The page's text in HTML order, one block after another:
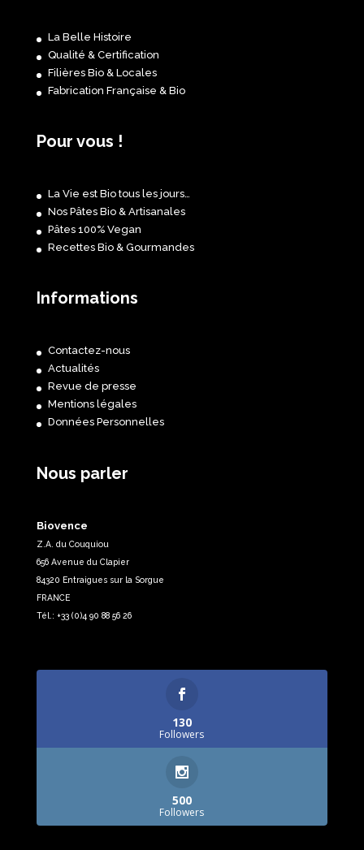
La Belle Histoire
Qualité & Certification
Filières Bio & Locales
Fabrication Française & Bio
Pour vous !
La Vie est Bio tous les jours…
Nos Pâtes Bio & Artisanales
Pâtes 100% Vegan
Recettes Bio & Gourmandes
Informations
Contactez-nous
Actualités
Revue de presse
Mentions légales
Données Personnelles
Nous parler
Biovence
Z.A. du Couquiou
656 Avenue du Clapier
84320 Entraigues sur la Sorgue
FRANCE
Tél.: +33 (0)4 90 88 56 26
130
Followers
500
Followers